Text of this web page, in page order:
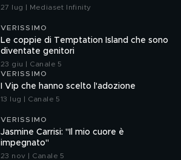
27 lug | Mediaset Infinity
VERISSIMO
Le coppie di Temptation Island che sono
diventate genitori
23 giu | Canale 5
VERISSIMO
I Vip che hanno scelto l'adozione
13 lug | Canale 5
VERISSIMO
Jasmine Carrisi: "Il mio cuore è
impegnato"
23 nov | Canale 5